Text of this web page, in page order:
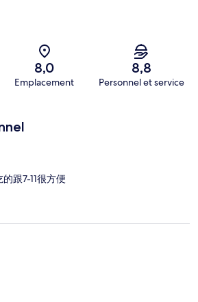
8,0
Emplacement
8,8
Personnel et service
跟7-11很方便